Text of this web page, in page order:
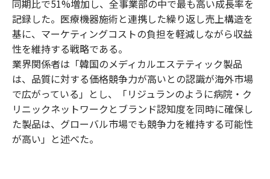
同期比で51%増加し、全事業部の中で最も高い成長率を
記録した。医療機器施術と連携した繰り返し売上構造を
基に、マーケティングコストの負担を軽減しながら収益
性を維持する戦略である。
業界関係者は「韓国のメディカルエステティック製品
は、品質に対する価格競争力が高いとの認識が海外市場
で広がっている」とし、「リジュランのように病院・ク
リニックネットワークとブランド認知度を同時に確保し
た製品は、グローバル市場でも競争力を維持する可能性
が高い」と述べた。